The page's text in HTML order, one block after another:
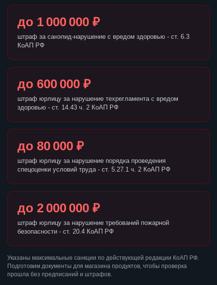
до 1 000 000 ₽
штраф за санэпид-нарушение с вредом здоровью - ст. 6.3
КоАП РФ
до 600 000 ₽
штраф юрлицу за нарушение техрегламента с вредом
здоровью - ст. 14.43 ч. 2 КоАП РФ
до 80 000 ₽
штраф юрлицу за нарушение порядка проведения
спецоценки условий труда - ст. 5.27.1 ч. 2 КоАП РФ
до 2 000 000 ₽
штраф юрлицу за нарушение требований пожарной
безопасности - ст. 20.4 КоАП РФ
Указаны максимальные санкции по действующей редакции КоАП РФ.
Подготовим документы для магазина продуктов, чтобы проверка
прошла без предписаний и штрафов.